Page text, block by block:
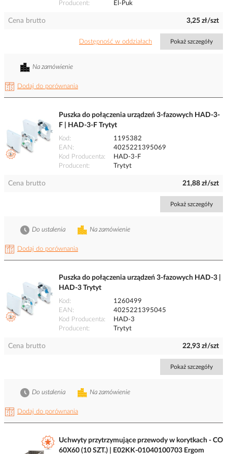
Producent El-Puk
Cena brutto 3,25 zł/szt
Dostępność w oddziałach Pokaż szczegóły
Dodaj do porównania
Na zamówienie
Puszka do połączenia urządzeń 3-fazowych HAD-3-
F | HAD-3-F Trytyt
Kod
1195382
EAN
4025221395069
Kod Producenta
HAD-3-F
Producent
Trytyt
Cena brutto 21,88 zł/szt
Pokaż szczegóły
Dodaj do porównania
Na zamówienie
Do ustalenia
Puszka do połączenia urządzeń 3-fazowych HAD-3 |
HAD-3 Trytyt
Kod
1260499
EAN
4025221395045
Kod Producenta
HAD-3
Producent
Trytyt
Cena brutto 22,93 zł/szt
Pokaż szczegóły
Dodaj do porównania
Na zamówienie
Do ustalenia
Uchwyty przytrzymujące przewody w korytkach - CO
60X60 (10 SZT.) | E02KK-01040100703 Ergom